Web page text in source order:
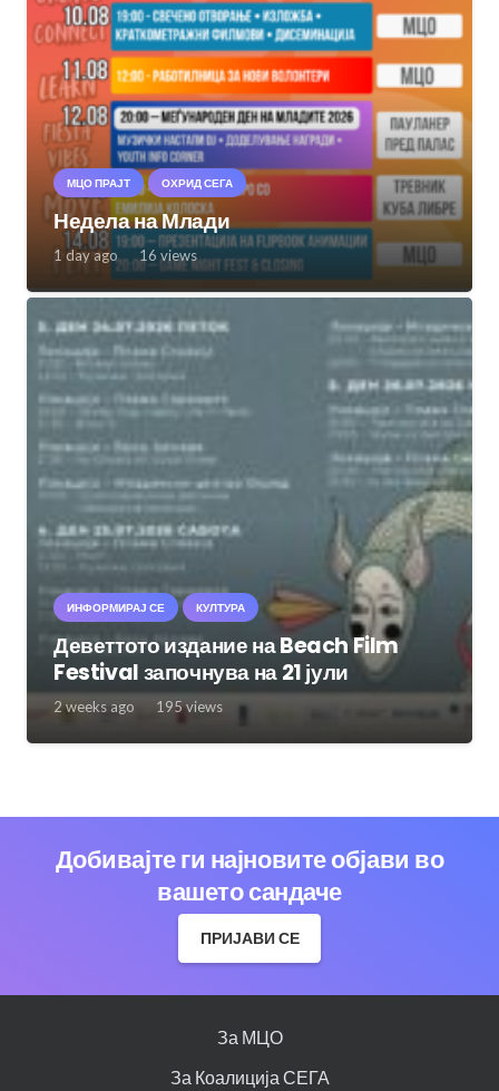
МЦО ПРАЈТ ОХРИД СЕГА
Недела на Млади
1 day ago 16 views
ИНФОРМИРАЈ СЕ КУЛТУРА
Деветтото издание на Beach Film
Festival започнува на 21 јули
2 weeks ago 195views
Добивајте ги најновите објави во
вашето сандаче
ПРИЈАВИ СЕ
За МЦО
За Коалиција СЕГА